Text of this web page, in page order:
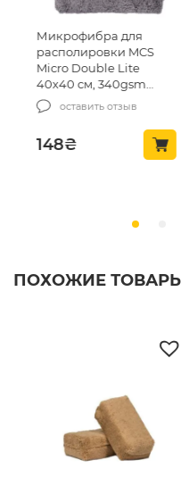
Микрофибра для
располировки MCS
Micro Double Lite
40х40 см, 340gsm
(MCS-03/1)
оставить отзыв
148₴
ПОХОЖИЕ